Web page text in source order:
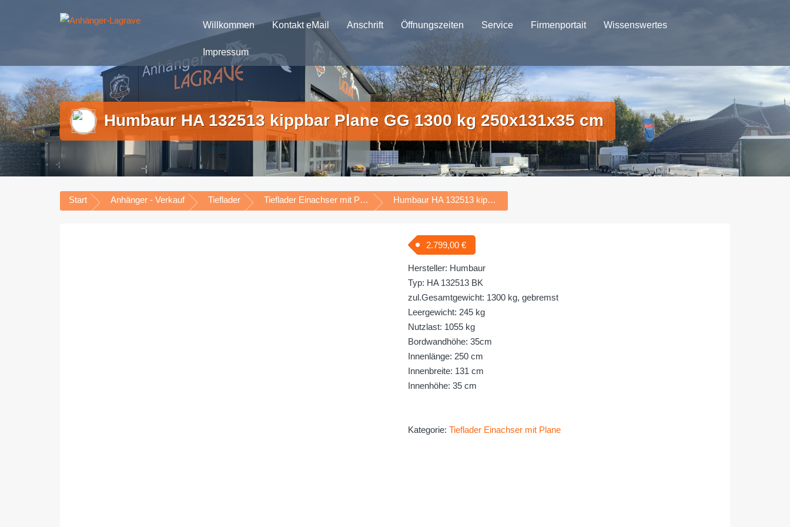
Anhänger – Verkauf und Verleih – Kostengünstig liefern in ganz
Deutschland
Willkommen Kontakt eMail Anschrift Öffnungszeiten Service Firmenportait Wissenswertes
Impressum
Humbaur HA 132513 kippbar Plane GG 1300 kg 250x131x35 cm
Start Anhänger - Verkauf Tieflader Tieflader Einachser mit Plane Humbaur HA 132513 kippbar Plane GG 1300 kg 250x131x35 cm
2.799,00 €
Hersteller: Humbaur
Typ: HA 132513 BK
zul.Gesamtgewicht: 1300 kg, gebremst
Leergewicht: 245 kg
Nutzlast: 1055 kg
Bordwandhöhe: 35cm
Innenlänge: 250 cm
Innenbreite: 131 cm
Innenhöhe: 35 cm
Kategorie: Tieflader Einachser mit Plane